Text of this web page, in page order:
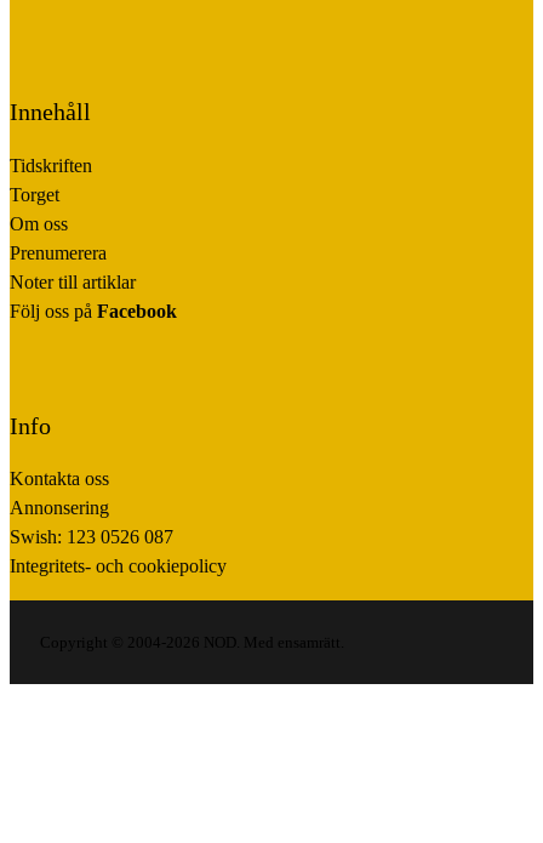
Innehåll
Tidskriften
Torget
Om oss
Prenumerera
Noter till artiklar
Följ oss på Facebook
Info
Kontakta oss
Annonsering
Swish: 123 0526 087
Integritets- och cookiepolicy
Copyright © 2004-2026 NOD. Med ensamrätt.